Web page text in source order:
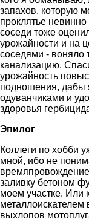
запахов, которую
проклятье
соседи тоже
урожайности и на
соседями - воняло
канализацию.
урожайность
подношения, дабы
одуванчиками и
здоровья
Эпилог
Коллеги по хобби
мной, ибо не
заливку бетоном
моем участке. Или
металлоискателем
выхлопов